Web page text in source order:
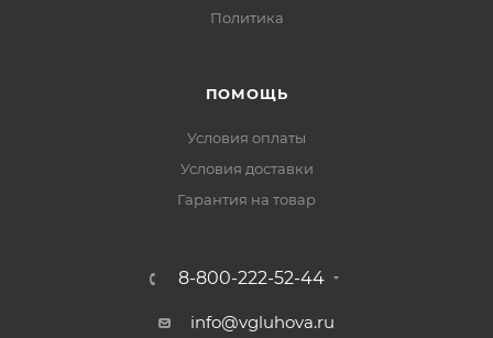
Политика
ПОМОЩЬ
Условия оплаты
Условия доставки
Гарантия на товар
8-800-222-52-44
info@vgluhova.ru